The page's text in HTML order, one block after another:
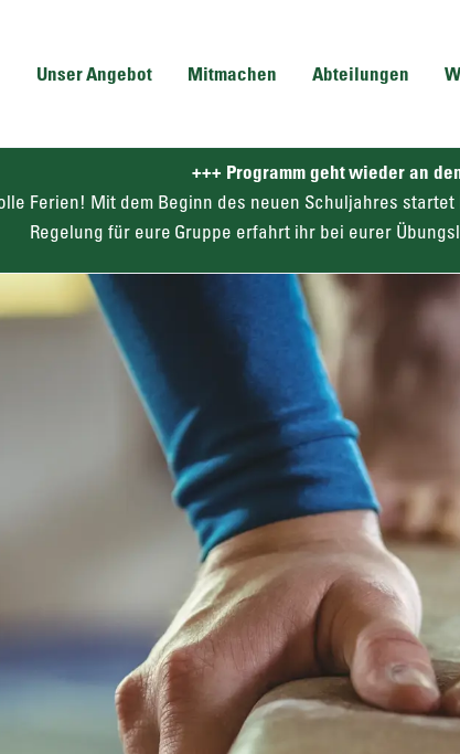
Unser Angebot Mitmachen Abteilungen
+++ Programm geht wieder an
Ferien! Mit dem Beginn des neuen Schuljahres
Regelung für eure Gruppe erfahrt ihr bei eurer